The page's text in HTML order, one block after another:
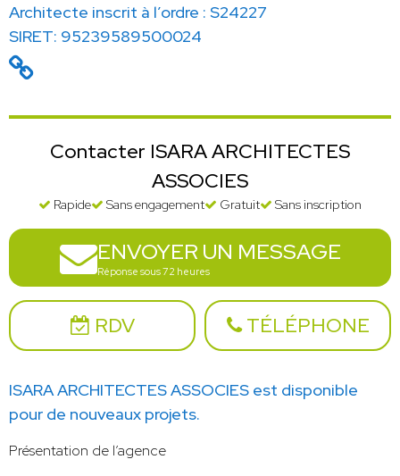
Architecte inscrit à l’ordre : S24227
SIRET: 95239589500024
Contacter ISARA ARCHITECTES
ASSOCIES
Rapide Sans engagement Gratuit Sans inscription
ENVOYER UN MESSAGE
Réponse sous 72 heures
RDV TÉLÉPHONE
ISARA ARCHITECTES ASSOCIES est disponible
pour de nouveaux projets.
Présentation de l’agence